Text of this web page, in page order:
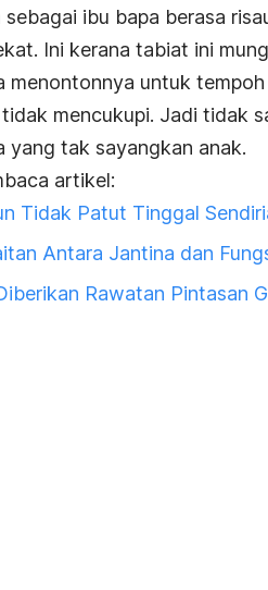
ibu bapa berasa
Ini kerana tabiat ini
menontonnya untuk
mencukupi. Jadi tidak
yang tak sayangkan anak.
artikel:
Tidak Patut Tinggal
Antara Jantina dan
Rawatan Pintasan